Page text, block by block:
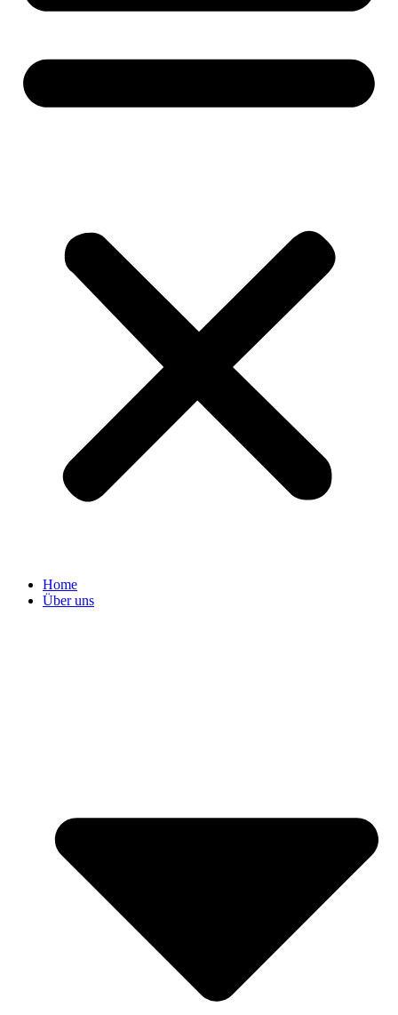
Home
Über uns